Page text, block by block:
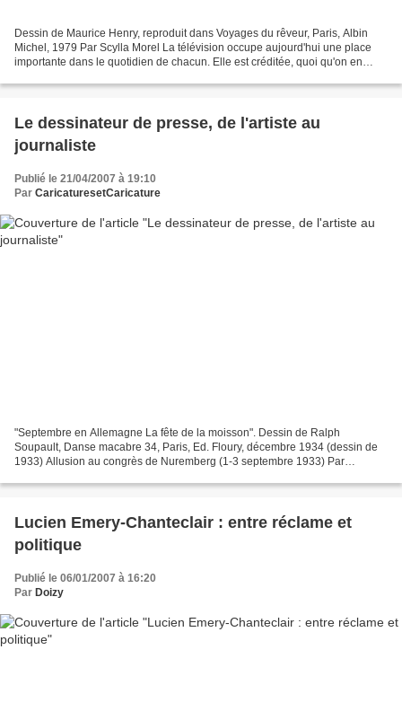
Dessin de Maurice Henry, reproduit dans Voyages du rêveur, Paris, Albin
Michel, 1979 Par Scylla Morel La télévision occupe aujourd'hui une place
importante dans le quotidien de chacun. Elle est créditée, quoi qu'on en
Le dessinateur de presse, de l'artiste au
journaliste
Publié le 21/04/2007 à 19:10
Par CaricaturesetCaricature
"Septembre en Allemagne La fête de la moisson". Dessin de Ralph
Soupault, Danse macabre 34, Paris, Ed. Floury, décembre 1934 (dessin de
1933) Allusion au congrès de Nuremberg (1-3 septembre 1933) Par
Lucien Emery-Chanteclair : entre réclame et
politique
Publié le 06/01/2007 à 16:20
Par Doizy